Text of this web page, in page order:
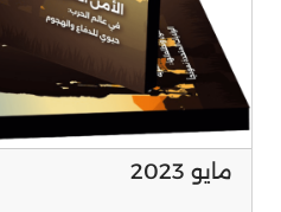
مايو 2023